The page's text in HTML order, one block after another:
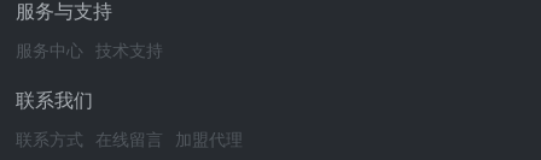
服务与支持
服务中心 技术支持
联系我们
联系方式 在线留言 加盟代理